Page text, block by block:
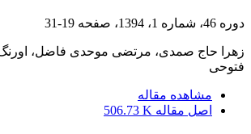
دوره 46، شماره 1، 1394، صفحه 19-31
زهرا حاج صمدی، مرتضی موحدی فاضل،
فتوحی
مشاهده مقاله
اصل مقاله 506.73 K